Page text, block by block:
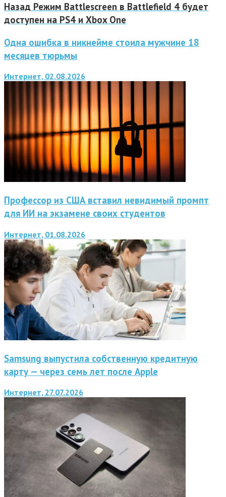
Назад Режим Battlescreen в Battlefield 4 будет
доступен на PS4 и Xbox One
Одна ошибка в никнейме стоила мужчине 18
месяцев тюрьмы
Интернет, 02.08.2026
Профессор из США вставил невидимый промпт
для ИИ на экзамене своих студентов
Интернет, 01.08.2026
Samsung выпустила собственную кредитную
карту — через семь лет после Apple
Интернет, 27.07.2026